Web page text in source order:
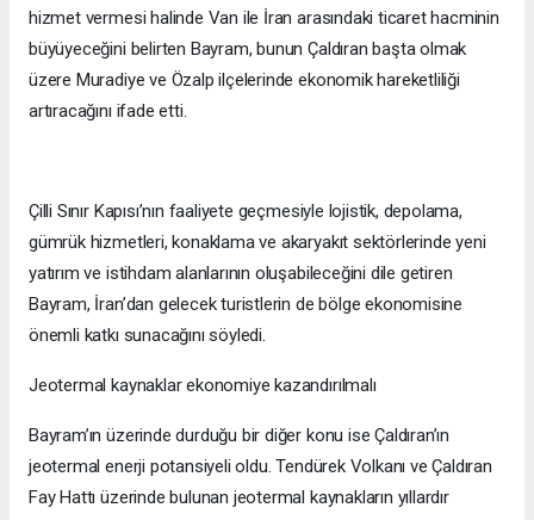
hizmet vermesi halinde Van ile İran arasındaki ticaret hacminin
büyüyeceğini belirten Bayram, bunun Çaldıran başta olmak
üzere Muradiye ve Özalp ilçelerinde ekonomik hareketliliği
artıracağını ifade etti.
Çilli Sınır Kapısı’nın faaliyete geçmesiyle lojistik, depolama,
gümrük hizmetleri, konaklama ve akaryakıt sektörlerinde yeni
yatırım ve istihdam alanlarının oluşabileceğini dile getiren
Bayram, İran’dan gelecek turistlerin de bölge ekonomisine
önemli katkı sunacağını söyledi.
Jeotermal kaynaklar ekonomiye kazandırılmalı
Bayram’ın üzerinde durduğu bir diğer konu ise Çaldıran’ın
jeotermal enerji potansiyeli oldu. Tendürek Volkanı ve Çaldıran
Fay Hattı üzerinde bulunan jeotermal kaynakların yıllardır